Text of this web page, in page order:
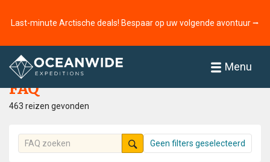
Last-minute Arctische deals! Bespaar op uw volgende avontuur ⭢
Menu
Home
FAQ
463 reizen gevonden
Geen filters geselecteerd